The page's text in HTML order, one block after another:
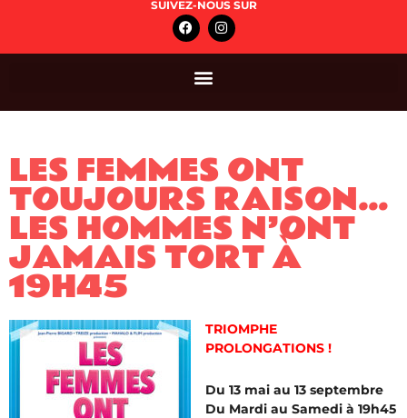
SUIVEZ-NOUS SUR
LES FEMMES ONT
TOUJOURS RAISON…
LES HOMMES N’ONT
JAMAIS TORT À
19H45
TRIOMPHE
PROLONGATIONS !
Du 13 mai au 13 septembre
Du Mardi au Samedi à 19h45